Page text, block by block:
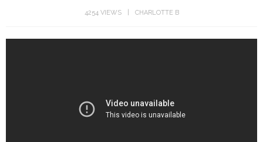
4254 VIEWS CHARLOTTE B